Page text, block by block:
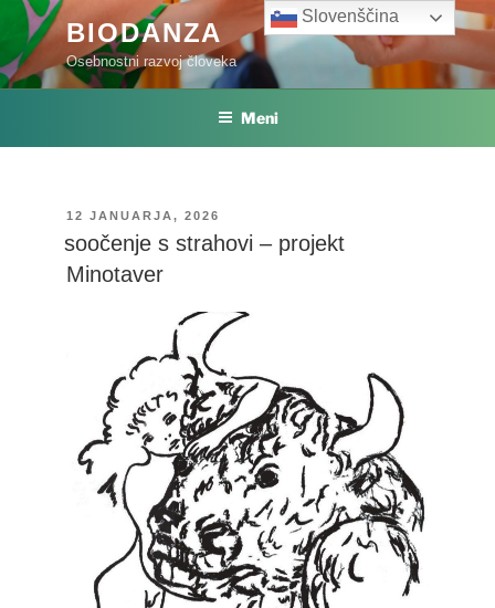
Skoči
vsebino
BIODANZA
Osebnostni razvoj človeka
Meni
OBJAVLJENO
12 JANUARJA, 2026
soočenje s strahovi – projekt
Minotaver
Slovenščina